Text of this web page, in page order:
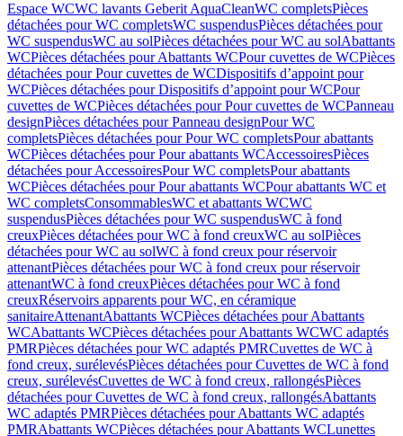
Espace WCWC lavants Geberit AquaCleanWC completsPièces
détachées pour WC completsWC suspendusPièces détachées pour
WC suspendusWC au solPièces détachées pour WC au solAbattants
WCPièces détachées pour Abattants WCPour cuvettes de WCPièces
détachées pour Pour cuvettes de WCDispositifs d’appoint pour
WCPièces détachées pour Dispositifs d’appoint pour WCPour
cuvettes de WCPièces détachées pour Pour cuvettes de WCPanneau
designPièces détachées pour Panneau designPour WC
completsPièces détachées pour Pour WC completsPour abattants
WCPièces détachées pour Pour abattants WCAccessoiresPièces
détachées pour AccessoiresPour WC completsPour abattants
WCPièces détachées pour Pour abattants WCPour abattants WC et
WC completsConsommablesWC et abattants WCWC
suspendusPièces détachées pour WC suspendusWC à fond
creuxPièces détachées pour WC à fond creuxWC au solPièces
détachées pour WC au solWC à fond creux pour réservoir
attenantPièces détachées pour WC à fond creux pour réservoir
attenantWC à fond creuxPièces détachées pour WC à fond
creuxRéservoirs apparents pour WC, en céramique
sanitaireAttenantAbattants WCPièces détachées pour Abattants
WCAbattants WCPièces détachées pour Abattants WCWC adaptés
PMRPièces détachées pour WC adaptés PMRCuvettes de WC à
fond creux, surélevésPièces détachées pour Cuvettes de WC à fond
creux, surélevésCuvettes de WC à fond creux, rallongésPièces
détachées pour Cuvettes de WC à fond creux, rallongésAbattants
WC adaptés PMRPièces détachées pour Abattants WC adaptés
PMRAbattants WCPièces détachées pour Abattants WCLunettes